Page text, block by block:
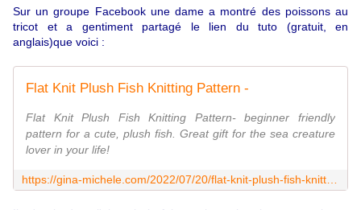
Sur un groupe Facebook une dame a montré des poissons au
tricot et a gentiment partagé le lien du tuto (gratuit, en
anglais)que voici :
Flat Knit Plush Fish Knitting Pattern -
Flat Knit Plush Fish Knitting Pattern- beginner friendly
pattern for a cute, plush fish. Great gift for the sea creature
lover in your life!